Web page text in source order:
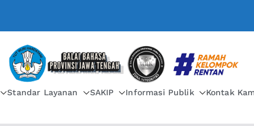
BALAI BAHASA
Standar Layanan SAKIP Informasi Publik Kontak